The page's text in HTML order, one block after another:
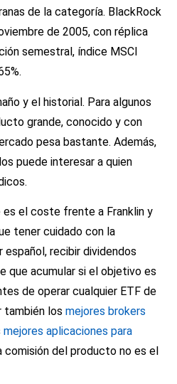
de la categoría. BlackRock
de 2005, con réplica
semestral, índice MSCI
y el historial. Para algunos
grande, conocido y con
pesa bastante. Además,
puede interesar a quien
el coste frente a Franklin y
tener cuidado con la
español, recibir dividendos
que acumular si el objetivo es
de operar cualquier ETF de
también los mejores brokers
mejores aplicaciones para
comisión del producto no es el